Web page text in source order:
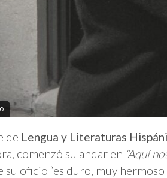
de Lengua y Literaturas
comenzó su andar en “Aquí
oficio “es duro, muy